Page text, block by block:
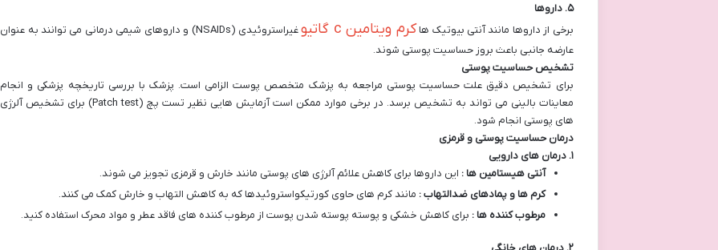
۵.داروها
برخی از داروها مانند آنتی بیوتیک ها کرم ویتامین c گاتیو
غیراستروئیدی (NSAIDs) و داروهای شیمی درمانی می توانند به عنوان
عارضه جانبی باعث بروز حساسیت پوستی شوند.
تشخیص حساسیت پوستی
برای تشخیص دقیق علت حساسیت پوستی مراجعه به پزشک متخصص پوست الزامی است. پزشک با بررسی تاریخچه پزشکی و انجام
معاینات بالینی می تواند به تشخیص برسد. در برخی موارد ممکن است آزمایش هایی نظیر تست پچ (Patch test) برای تشخیص آلرژی
های پوستی انجام شود.
درمان حساسیت پوستی و قرمزی
۱.درمان های دارویی
آنتی هیستامین ها : این داروها برای کاهش علائم آلرژی های پوستی مانند خارش و قرمزی تجویز می شوند.
کرم ها و پمادهای ضدالتهاب : مانند کرم های حاوی کورتیکواستروئیدها که به کاهش التهاب و خارش کمک می کنند.
مرطوب کننده ها : برای کاهش خشکی و پوسته پوسته شدن پوست از مرطوب کننده های فاقد عطر و مواد محرک استفاده کنید.